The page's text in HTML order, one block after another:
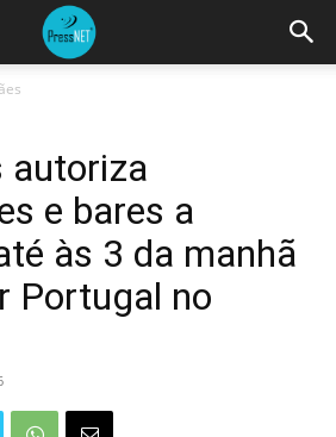
autoriza
e bares a
às 3 da manhã
Portugal no